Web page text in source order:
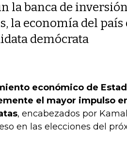
la banca de
la economía del
demócrata
económico de
el mayor impulso
, encabezados por
en las elecciones del